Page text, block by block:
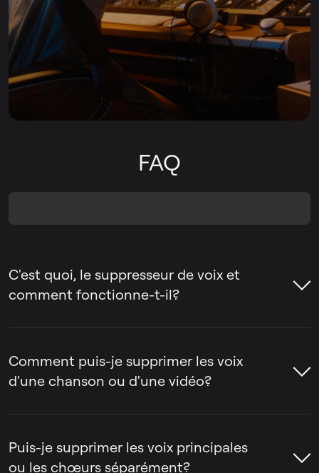
FAQ
C'est quoi, le suppresseur de voix et
comment fonctionne-t-il?
à supprimer la voix d'une chanson ou à
séparer la voix de l'instrumental. Les gens
pistes pour le remixage, le montage et la
Comment puis-je supprimer les voix
d'une chanson ou d'une vidéo?
être utilisé pour supprimer la voix d'une
chanson ou d'une vidéo en quelques
Puis-je supprimer les voix principales
ou les chœurs séparément?